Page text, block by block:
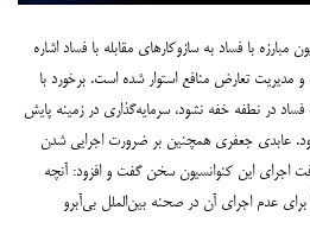
با فساد به سازوکارهای مقابله با فساد اشاره
مدیریت تعارض منافع استوار شده است. برخورد با
در نطفه خفه نشود، سرمایه‌‌گذاری در زمینه پایش
عابدی جعفری همچنین بر ضرورت اجرایی شدن
اجرای این کنوانسیون سخن گفت و افزود: آنچه
عدم اجرای آن در صحنه بین‌الملل بی‌‌آبرو